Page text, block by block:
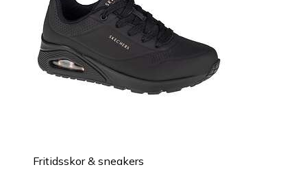
Fritidsskor & sneakers